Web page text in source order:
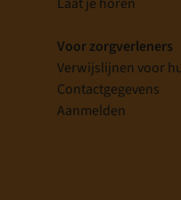
Voor zorgverleners
Verwijslijnen voor
Contactgegevens
Aanmelden